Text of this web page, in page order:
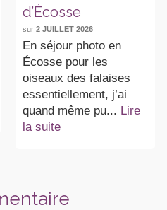
d’Écosse
sur 2 JUILLET 2026
En séjour photo en
Écosse pour les
oiseaux des falaises
essentiellement, j’ai
quand même pu... Lire
la suite